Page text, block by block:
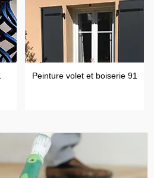
Peinture volet et boiserie 91